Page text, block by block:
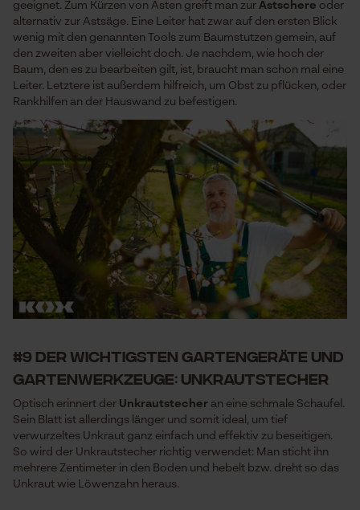
geeignet. Zum Kürzen von Ästen greift man zur Astschere oder
alternativ zur Astsäge. Eine Leiter hat zwar auf den ersten Blick
wenig mit den genannten Tools zum Baumstutzen gemein, auf
den zweiten aber vielleicht doch. Je nachdem, wie hoch der
Baum, den es zu bearbeiten gilt, ist, braucht man schon mal eine
Leiter. Letztere ist außerdem hilfreich, um Obst zu pflücken, oder
Rankhilfen an der Hauswand zu befestigen.
#9 der wichtigsten Gartengeräte und
Gartenwerkzeuge: Unkrautstecher
Optisch erinnert der Unkrautstecher an eine schmale Schaufel.
Sein Blatt ist allerdings länger und somit ideal, um tief
verwurzeltes Unkraut ganz einfach und effektiv zu beseitigen.
So wird der Unkrautstecher richtig verwendet: Man sticht ihn
mehrere Zentimeter in den Boden und hebelt bzw. dreht so das
Unkraut wie Löwenzahn heraus.
Prüfung setzen von Cookies
Session ID
Speichern der Auswahl zur
Datenverarbeitung
Econda Tag Manager
Statistik Cookies
Econda Analytics
Fact-Finder Tracking
Funktionale Cookies
Loop54 Personalization